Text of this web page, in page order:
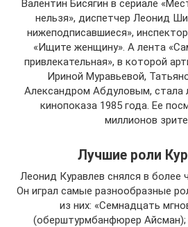
Валентин Бисягин в сериале
нельзя», диспетчер Леонид
нижеподписавшиеся»,
«Ищите женщину». А лента
привлекательная», в которой
Ириной Муравьевой,
Александром Абдуловым, стала
кинопоказа 1985 года. Ее
миллионов
Лучшие роли
Леонид Куравлев снялся в более
Он играл самые разнообразные
из них: «Семнадцать
(оберштурмбанфюрер